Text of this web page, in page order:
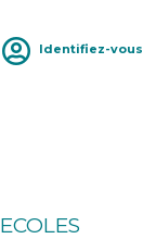
Identifiez-vous
ECOLES